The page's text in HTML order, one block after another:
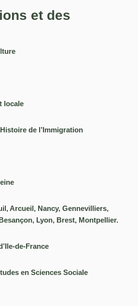
et des
locale
de l’Immigration
Arcueil, Nancy, Gennevilliers,
Lyon, Brest, Montpellier.
de-France
en Sciences Sociale